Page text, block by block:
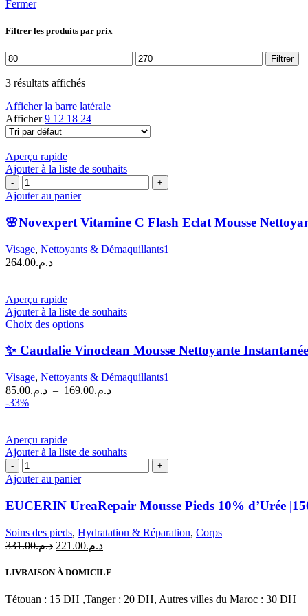
Fermer
Filtrer les produits par prix
Prix
min
Prix
max
Filtrer
3 résultats affichés
Afficher la barre latérale
Afficher9 12 18 24
Aperçu rapide
Ajouter à la liste de souhaits
quantité
de
Novexpert
Vitamine
Flash
Eclat
|
150
ml
Ajouter au panier
🌸Novexpert Vitamine C Flash Eclat Mousse
Visage, Nettoyants & Démaquillants1
د.م.264.00
Aperçu rapide
Ajouter à la liste de souhaits
Choix des optionsCe
a
variations.
Les
options
sur
la
page
✨ Caudalie Vinoclean Mousse Nettoyante Instantanée
Visage, Nettoyants & Démaquillants1
د.م.85.00 – د.م.169.00
Plage
-33%
Aperçu rapide
Ajouter à la liste de souhaits
quantité
de
EUCERIN
UreaRepair
Mousse
10%
d'Urée
ml
Ajouter au panier
EUCERIN UreaRepair Mousse Pieds 10% d’Urée
Soins des pieds, Hydratation & Réparation, Corps
د.م.331.00
Le
initial
د.م.221.00
Le
actuel
د.م.221.00.
LIVRAISON À DOMICILE
Tétouan : 15 DH ,Tanger : 20 DH, Autres villes du Maroc : 30 DH